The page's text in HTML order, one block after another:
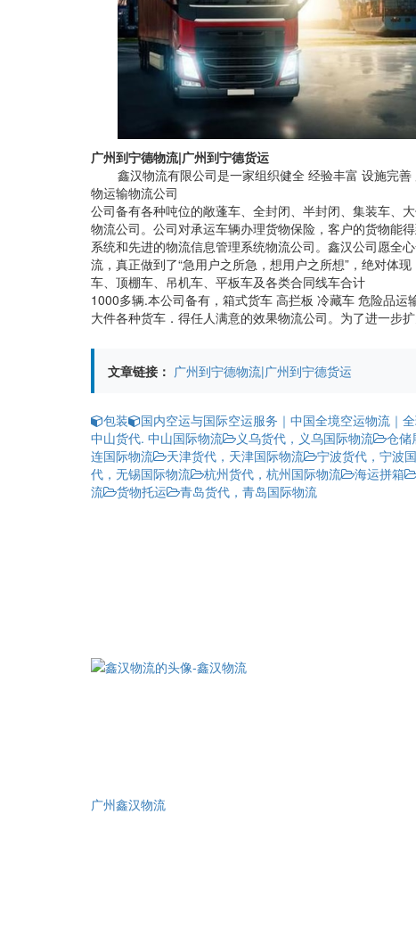
广州到宁德物流|广州到宁德货运
鑫汉物流有限公司是一家组织健全 经验丰富 设施完
物运输物流公司
公司备有各种吨位的敞蓬车、全封闭、半封闭、集装车、
物流公司。公司对承运车辆办理货物保险，客户的货物能
系统和先进的物流信息管理系统物流公司。鑫汉公司愿全
流，真正做到了“急用户之所急，想用户之所想”，绝对体
车、顶棚车、吊机车、平板车及各类合同线车合计
1000多辆.本公司备有，箱式货车 高拦板 冷藏车 危险品运
大件各种货车．得任人满意的效果物流公司。为了进一步
文章链接： 广州到宁德物流|广州到宁德货运
包装
国内空运与国际空运服务｜中国全境空运物流｜
中山货代. 中山国际物流
义乌货代，义乌国际物流 仓储
连国际物流
天津货代，天津国际物流 宁波货代，宁波
代，无锡国际物流
杭州货代，杭州国际物流 海运拼箱
流
货物托运
青岛货代，青岛国际物流
广州鑫汉物流